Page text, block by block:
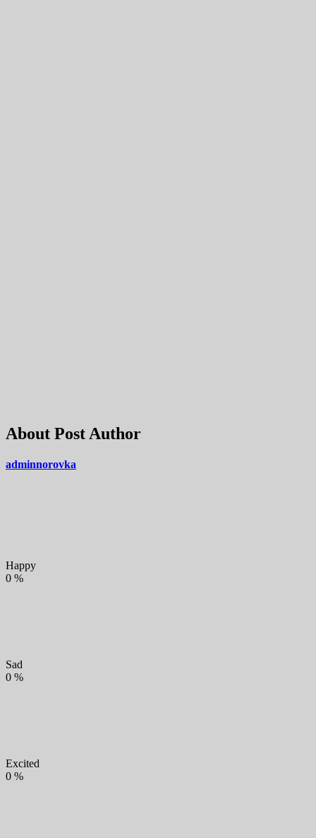
About Post Author
adminnorovka
Happy
0 %
Sad
0 %
Excited
0 %